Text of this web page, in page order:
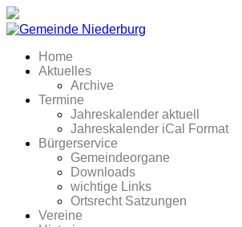
Home
Aktuelles
Archive
Termine
Jahreskalender aktuell
Jahreskalender iCal Format
Bürgerservice
Gemeindeorgane
Downloads
wichtige Links
Ortsrecht Satzungen
Vereine